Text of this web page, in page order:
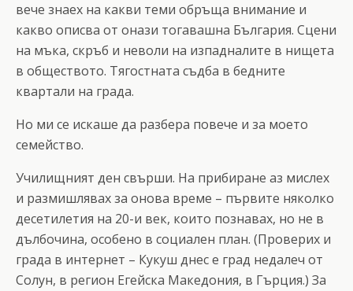
вече знаех на какви теми обръща внимание и
какво описва от онази тогавашна България. Сцени
на мъка, скръб и неволи на изпадналите в нищета
в обществото. Тягостната съдба в бедните
квартали на града.
Но ми се искаше да разбера повече и за моето
семейство.
Училищният ден свърши. На прибиране аз мислех
и размишлявах за онова време – първите няколко
десетилетия на 20-и век, които познавах, но не в
дълбочина, особено в социален план. (Проверих и
града в интернет – Кукуш днес е град недалеч от
Солун, в регион Егейска Македония, в Гърция.) За